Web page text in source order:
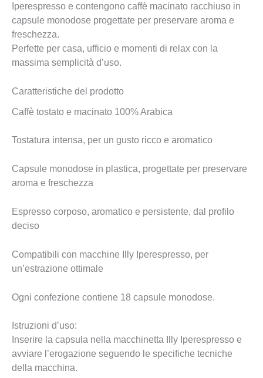
Iperespresso e contengono caffè macinato racchiuso in
capsule monodose progettate per preservare aroma e
freschezza.
Perfette per casa, ufficio e momenti di relax con la
massima semplicità d’uso.
Caratteristiche del prodotto
Caffè tostato e macinato 100% Arabica
Tostatura intensa, per un gusto ricco e aromatico
Capsule monodose in plastica, progettate per preservare
aroma e freschezza
Espresso corposo, aromatico e persistente, dal profilo
deciso
Compatibili con macchine Illy Iperespresso, per
un’estrazione ottimale
Ogni confezione contiene 18 capsule monodose.
Istruzioni d’uso:
Inserire la capsula nella macchinetta Illy Iperespresso e
avviare l’erogazione seguendo le specifiche tecniche
della macchina.